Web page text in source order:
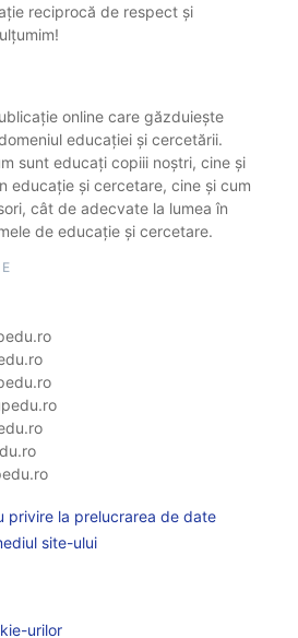
reciprocă de respect și
online care găzduiește
educației și cercetării.
sunt educați copiii noștri, cine și
educație și cercetare, cine și cum
cât de adecvate la lumea în
de educație și cercetare.
privire la prelucrarea de date
site-ului
urilor